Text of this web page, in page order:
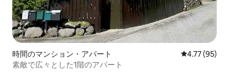
時間のマンション・アパート レビュー95
4.77 (95)
素敵で広々とした1階のアパート